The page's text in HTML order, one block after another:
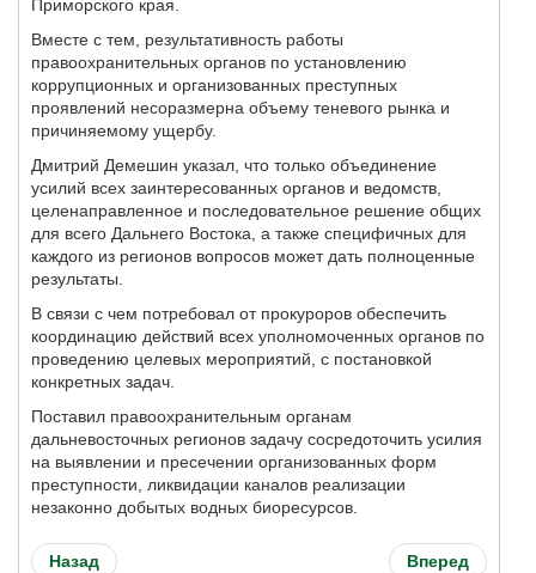
Приморского края.
Вместе с тем, результативность работы
правоохранительных органов по установлению
коррупционных и организованных преступных
проявлений несоразмерна объему теневого рынка и
причиняемому ущербу.
Дмитрий Демешин указал, что только объединение
усилий всех заинтересованных органов и ведомств,
целенаправленное и последовательное решение общих
для всего Дальнего Востока, а также специфичных для
каждого из регионов вопросов может дать полноценные
результаты.
В связи с чем потребовал от прокуроров обеспечить
координацию действий всех уполномоченных органов по
проведению целевых мероприятий, с постановкой
конкретных задач.
Поставил правоохранительным органам
дальневосточных регионов задачу сосредоточить усилия
на выявлении и пресечении организованных форм
преступности, ликвидации каналов реализации
незаконно добытых водных биоресурсов.
Назад Вперед